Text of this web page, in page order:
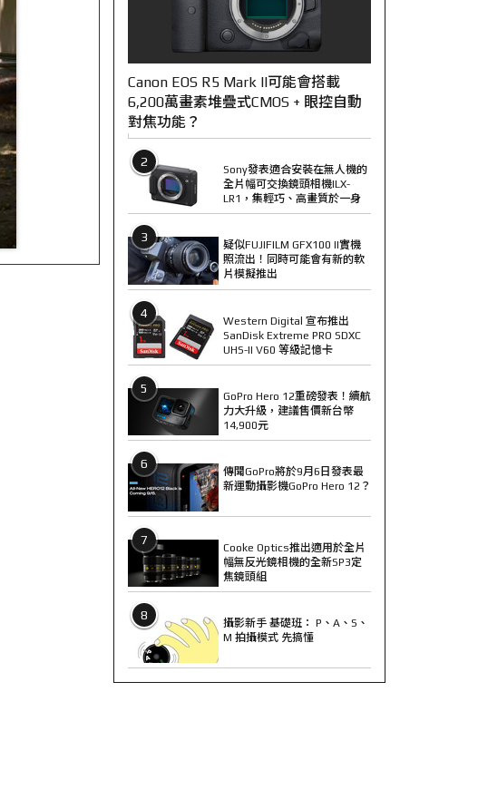
Canon EOS R5 Mark II可能會搭載
6,200萬畫素堆疊式CMOS + 眼控自動
對焦功能？
2
Sony發表適合安裝在無人機的
全片幅可交換鏡頭相機ILX-
LR1，集輕巧、高畫質於一身
3
疑似FUJIFILM GFX100 II實機
照流出！同時可能會有新的軟
片模擬推出
4
Western Digital 宣布推出
SanDisk Extreme PRO SDXC
UHS-II V60 等級記憶卡
5
GoPro Hero 12重磅發表！續航
力大升級，建議售價新台幣
14,900元
6
傳聞GoPro將於9月6日發表最
新運動攝影機GoPro Hero 12？
7
Cooke Optics推出適用於全片
幅無反光鏡相機的全新SP3定
焦鏡頭組
8
攝影新手 基礎班： P、A、S、
M 拍攝模式 先搞懂